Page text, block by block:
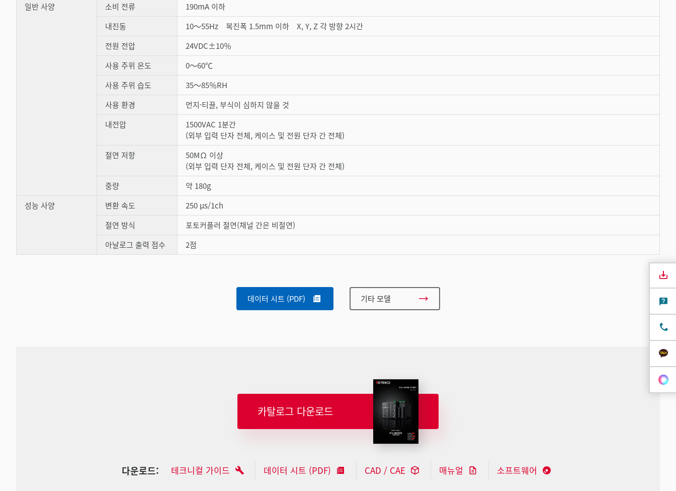
일반 사양
소비 전류
190mA 이하
내진동
10～55Hz 복진폭 1.5mm 이하 X, Y, Z 각 방향 2시간
전원 전압
24VDC±10％
사용 주위 온도
0～60℃
사용 주위 습도
35～85％RH
사용 환경
먼지·티끌, 부식이 심하지 않을 것
내전압
1500VAC 1분간
(외부 입력 단자 전체, 케이스 및 전원 단자 간 전체)
절연 저항
50MΩ 이상
(외부 입력 단자 전체, 케이스 및 전원 단자 간 전체)
중량
약 180g
성능 사양
변환 속도
250 µs/1ch
절연 방식
포토커플러 절연(채널 간은 비절연)
아날로그 출력 점수
2점
데이터 시트 (PDF) 기타 모델
카탈로그 다운로드
다운로드: 테크니컬 가이드 데이터 시트 (PDF) CAD / CAE 매뉴얼 소프트웨어